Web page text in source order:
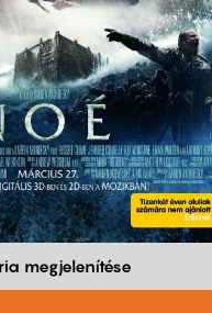
megjelenítése